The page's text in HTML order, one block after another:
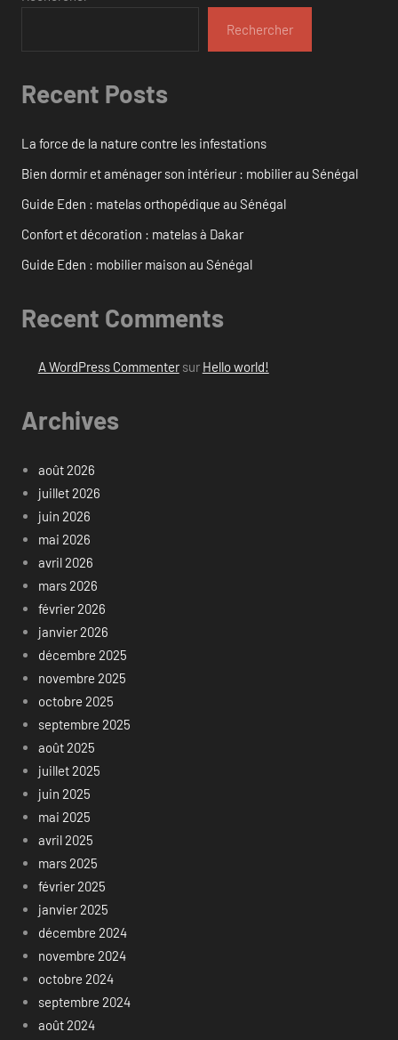
Rechercher
Recent Posts
La force de la nature contre les infestations
Bien dormir et aménager son intérieur : mobilier au Sénégal
Guide Eden : matelas orthopédique au Sénégal
Confort et décoration : matelas à Dakar
Guide Eden : mobilier maison au Sénégal
Recent Comments
A WordPress Commentersur Hello world!
Archives
août 2026
juillet 2026
juin 2026
mai 2026
avril 2026
mars 2026
février 2026
janvier 2026
décembre 2025
novembre 2025
octobre 2025
septembre 2025
août 2025
juillet 2025
juin 2025
mai 2025
avril 2025
mars 2025
février 2025
janvier 2025
décembre 2024
novembre 2024
octobre 2024
septembre 2024
août 2024